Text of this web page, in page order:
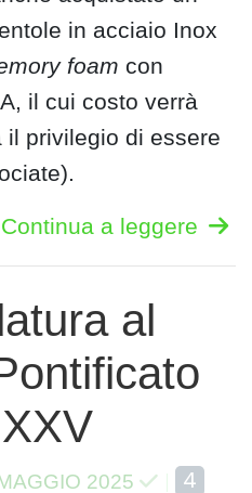
in acciaio Inox
foam con
il cui costo verrà
il privilegio di essere
Continua a leggere
al
2025 4